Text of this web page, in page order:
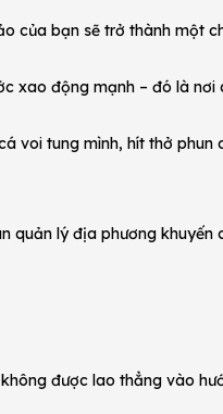
của bạn sẽ trở thành một
xao động mạnh – đó là nơi
voi tung mình, hít thở phun
quản lý địa phương khuyến
được lao thẳng vào